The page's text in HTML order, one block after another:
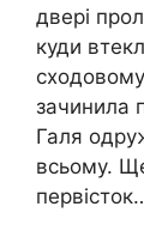
двері
куди
зачинила
Галя
всьому.